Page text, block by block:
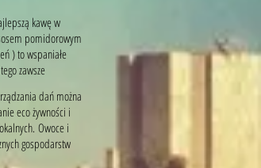
kawę w
pomidorowym
) to wspaniałe
zawsze
dań można
eco żywności i
Owoce i
gospodarstw